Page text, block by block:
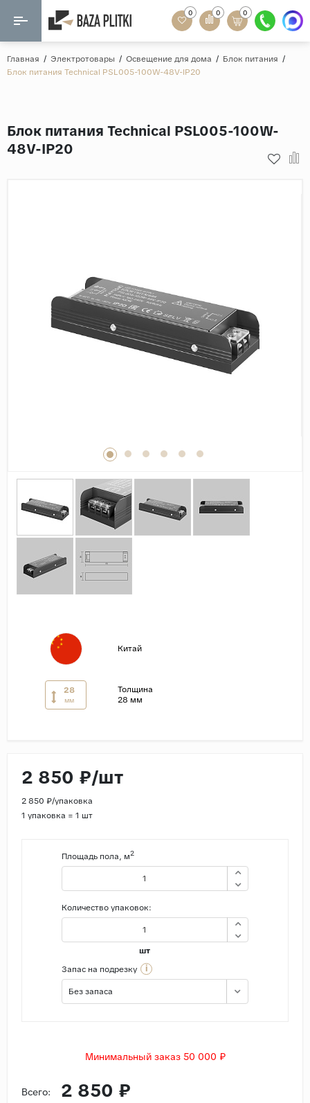
Назад Назад
60х60
Мрамор
Дерево
Камень
Оникс
Матовая
Мозаика
0 0 0
Главная / Электротовары / Освещение для дома / Блок питания /
Блок питания Technical PSL005-100W-48V-IP20
Блок питания Technical PSL005-100W-
48V-IP20
Китай
28
мм
Толщина
28 мм
2 850 ₽/шт
2 850 ₽/упаковка
1 упаковка = 1 шт
Площадь пола, м2
Количество упаковок:
шт
Запас на подрезку
i
Без запаса
Минимальный заказ 50 000 ₽
Всего: 2 850 ₽